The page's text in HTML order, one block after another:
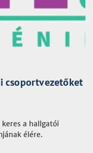
csoportvezetőket
a hallgatói
élére.